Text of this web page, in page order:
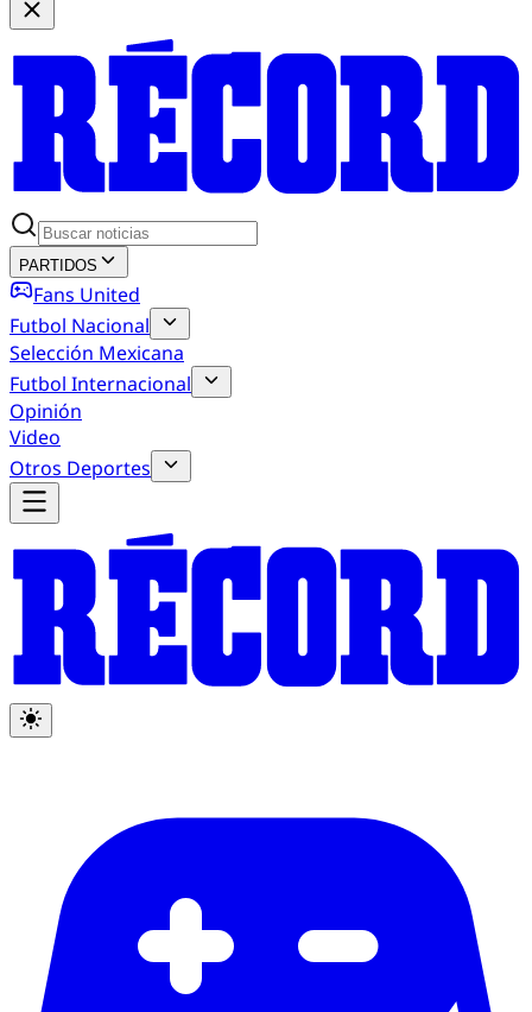
PARTIDOS
Fans United
Futbol Nacional
Selección Mexicana
Futbol Internacional
Opinión
Video
Otros Deportes